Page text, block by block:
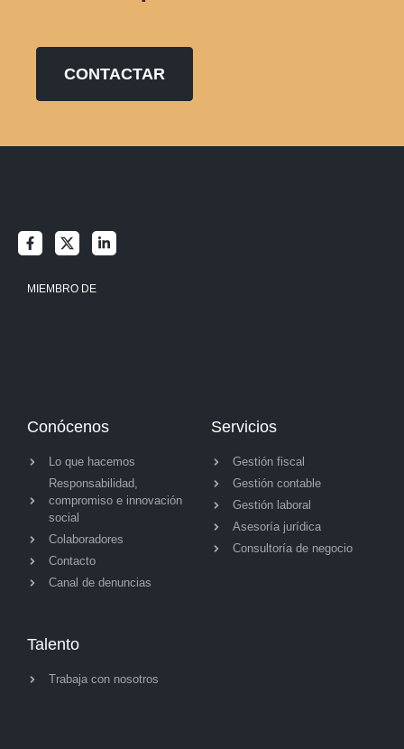
CONTACTAR
MIEMBRO DE
Conócenos
Lo que hacemos
Responsabilidad,
compromiso e innovación
social
Colaboradores
Contacto
Canal de denuncias
Servicios
Gestión fiscal
Gestión contable
Gestión laboral
Asesoría jurídica
Consultoría de negocio
Talento
Trabaja con nosotros